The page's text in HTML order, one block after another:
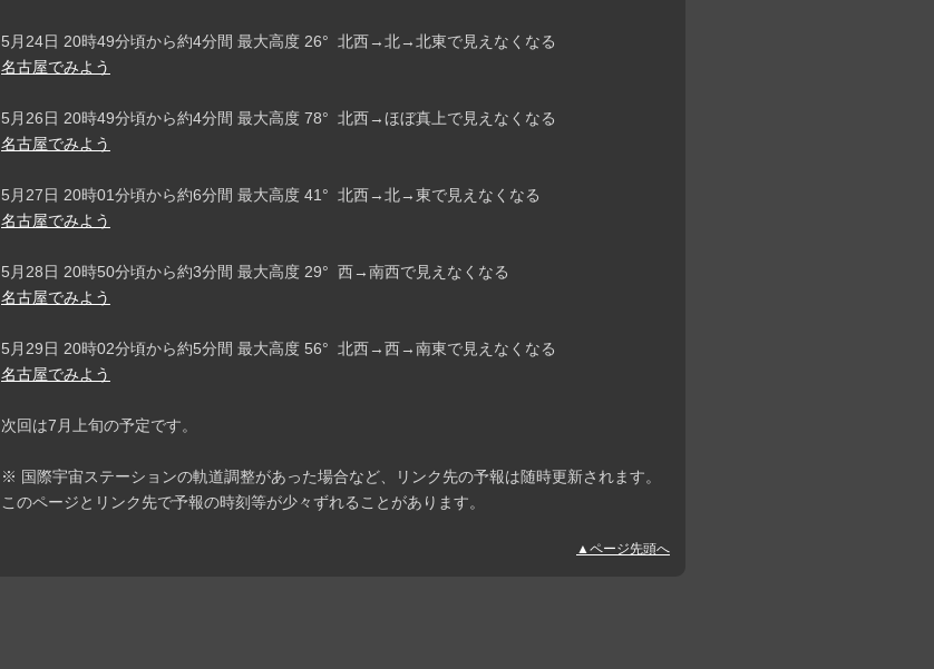
5月24日 20時49分頃から約4分間 最大高度 26° 北西→北→北東で見えなくなる
名古屋でみよう
5月26日 20時49分頃から約4分間 最大高度 78° 北西→ほぼ真上で見えなくなる
名古屋でみよう
5月27日 20時01分頃から約6分間 最大高度 41° 北西→北→東で見えなくなる
名古屋でみよう
5月28日 20時50分頃から約3分間 最大高度 29° 西→南西で見えなくなる
名古屋でみよう
5月29日 20時02分頃から約5分間 最大高度 56° 北西→西→南東で見えなくなる
名古屋でみよう
次回は7月上旬の予定です。
※ 国際宇宙ステーションの軌道調整があった場合など、リンク先の予報は随時更新されます。
このページとリンク先で予報の時刻等が少々ずれることがあります。
▲ページ先頭へ